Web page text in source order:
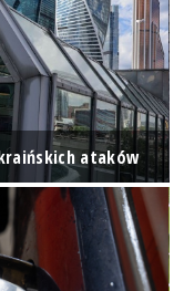
ataków